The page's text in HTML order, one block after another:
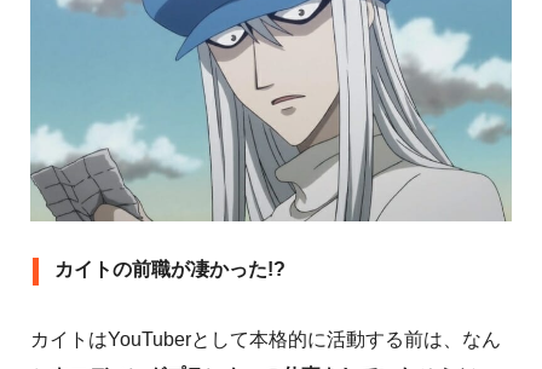
カイトの前職が凄かった!?
カイトはYouTuberとして本格的に活動する前は、なん